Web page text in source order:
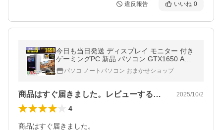
違反報告 いいね 0
今日も当日発送 ディスプレイ モニター 付き
ゲーミングPC 新品 パソコン GTX1650 AMD
Ryzen5 5600GT 16GB SSD 256GB Window
s11 デスクトップ 安い セット
パソコ ノートパソコン おまかせショップ
商品はすぐ届きました。レビューすると保… 2025/10/2
4
商品はすぐ届きました。